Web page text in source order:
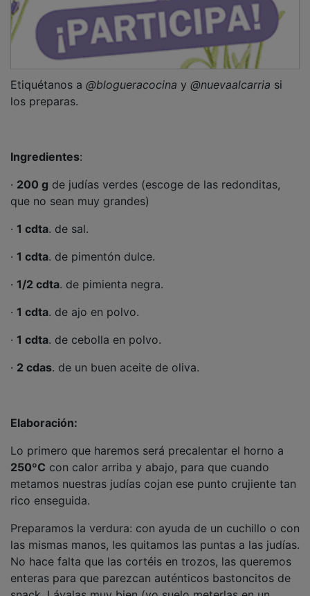
Etiquétanos a@blogueracocinay@nuevaalcarriasi
los preparas.
·200 gde judías verdes (escoge de las redonditas,
que no sean muy grandes)
·1 cdta . de sal.
1 cdta. de pimentón dulce.
1/2 cdta. de pimienta negra.
1 cdta. de ajo en polvo.
1 cdta. de cebolla en polvo.
2 cdas . de un buen aceite de oliva.
Lo primero que haremos será precalentar el horno a
250ºCcon calor arriba y abajo, para que cuando
metamos nuestras judías cojan ese punto crujiente tan
rico enseguida.
Preparamos la verdura: con ayuda de un cuchillo o con
las mismas manos, les quitamos las puntas a las judías.
No hace falta que las cortéis en trozos, las queremos
enteras para que parezcan auténticos bastoncitos de
snack. Lávalas muy bien (yo suelo meterlas en un
escurridor y frotarlas bien bajo el grifo). Escúrrelas un